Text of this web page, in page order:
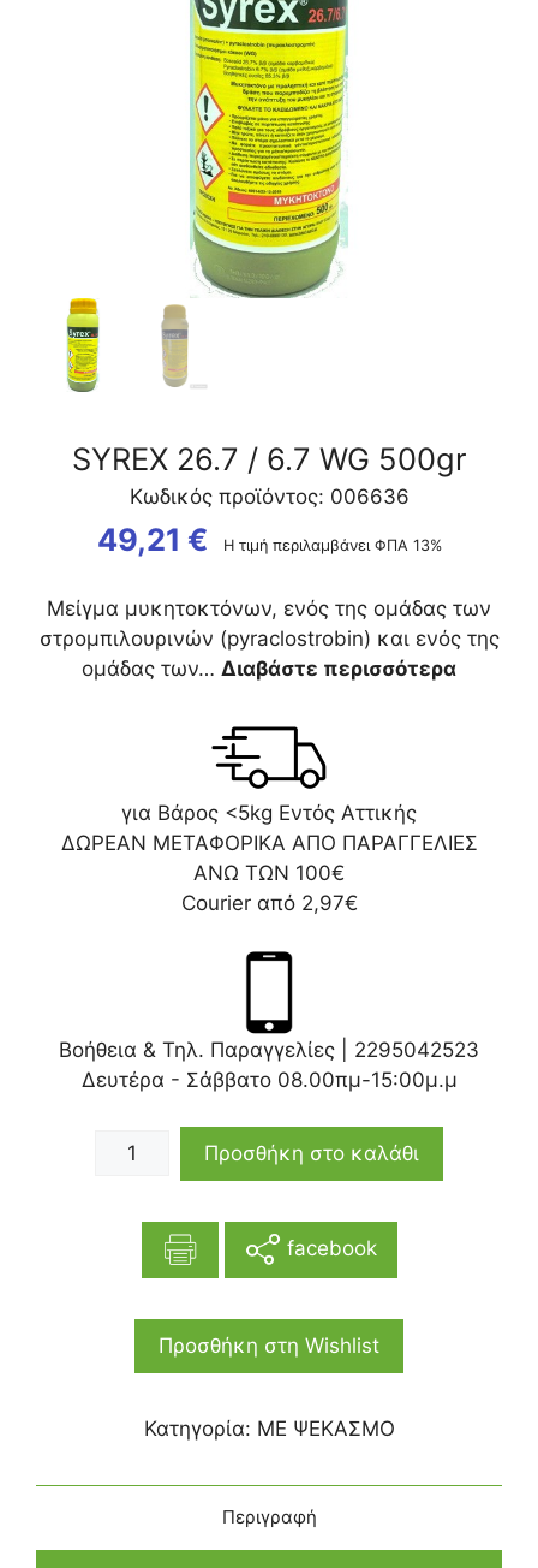
SYREX 26.7 / 6.7 WG 500gr
Κωδικός προϊόντος: 006636
49,21 € Η τιμή περιλαμβάνει ΦΠΑ 13%
Μείγμα μυκητοκτόνων, ενός της ομάδας των
στρομπιλουρινών (pyraclostrobin) και ενός της
ομάδας των… Διαβάστε περισσότερα
για Βάρος <5kg Εντός Αττικής
ΔΩΡΕΑΝ ΜΕΤΑΦΟΡΙΚΑ ΑΠΟ ΠΑΡΑΓΓΕΛΙΕΣ
ΑΝΩ ΤΩΝ 100€
Courier από 2,97€
Βοήθεια & Τηλ. Παραγγελίες | 2295042523
Δευτέρα - Σάββατο 08.00πμ-15:00μ.μ
Προσθήκη στο καλάθι
facebook
Προσθήκη στη Wishlist
Κατηγορία: ΜΕ ΨΕΚΑΣΜΟ
Περιγραφή